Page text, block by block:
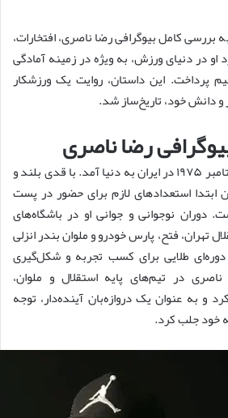
بررسی کامل بیوگرافی رضا ناصری، افتخارات،
در دنیای ورزش، به ویژه در زمینه آمادگی
پرداخت. این داستان، روایت یک ورزشکار
و دانش خود، تاریخ‌ساز شد.
رضا ناصری
رضا ناصری در تاریخ ۱۶ سپتامبر ۱۹۷۵ در ایران به دنیا آمد. با قدی بلند و
از همان ابتدا استعدادهای لازم برای حضور در پست
دوران نوجوانی و جوانی او در باشگاه‌های
تهران، فتح، پارس خودرو و ملوان بندر انزلی
طلایی برای کسب تجربه و شکل‌گیری
در تیم‌های پایه استقلال و ملوان،
و به عنوان یک دروازه‌بان آینده‌دار، توجه